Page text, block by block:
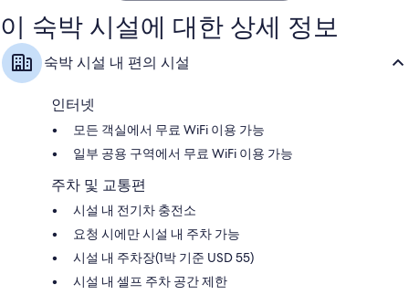
요,
이
용
후
기
이 숙박 시설에 대한 상세 정보
숙박 시설 내 편의 시설
인터넷
모든 객실에서 무료 WiFi 이용 가능
일부 공용 구역에서 무료 WiFi 이용 가능
주차 및 교통편
시설 내 전기차 충전소
요청 시에만 시설 내 주차 가능
시설 내 주차장(1박 기준 USD 55)
시설 내 셀프 주차 공간 제한